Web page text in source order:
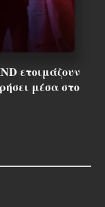
ετοιμάζουν
μέσα στο